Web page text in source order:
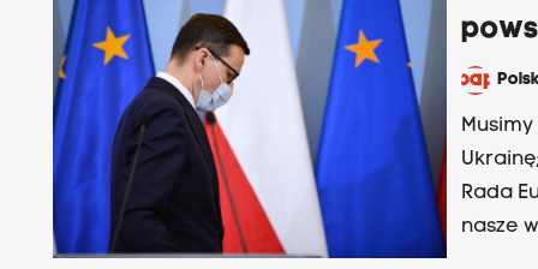
Rada
nasze